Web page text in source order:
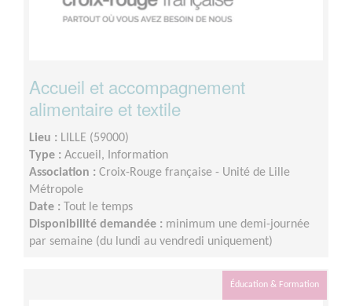
Accueil et accompagnement
alimentaire et textile
Lieu : LILLE (59000)
Type : Accueil, Information
Association : Croix-Rouge française - Unité de Lille
Métropole
Date : Tout le temps
Disponibilité demandée : minimum une demi-journée
par semaine (du lundi au vendredi uniquement)
Éducation & Formation